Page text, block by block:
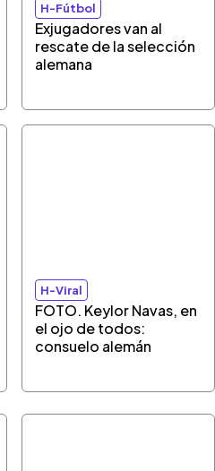
H-Fútbol
Exjugadores van al
rescate de la selección
alemana
H-Viral
FOTO. Keylor Navas, en
el ojo de todos:
consuelo alemán